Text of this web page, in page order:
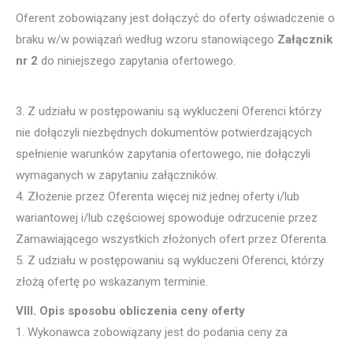
Oferent zobowiązany jest dołączyć do oferty oświadczenie o
braku w/w powiązań według wzoru stanowiącego Załącznik
nr 2 do niniejszego zapytania ofertowego.
3. Z udziału w postępowaniu są wykluczeni Oferenci którzy
nie dołączyli niezbędnych dokumentów potwierdzających
spełnienie warunków zapytania ofertowego, nie dołączyli
wymaganych w zapytaniu załączników.
4. Złożenie przez Oferenta więcej niż jednej oferty i/lub
wariantowej i/lub częściowej spowoduje odrzucenie przez
Zamawiającego wszystkich złożonych ofert przez Oferenta.
5. Z udziału w postępowaniu są wykluczeni Oferenci, którzy
złożą ofertę po wskazanym terminie.
VIII. Opis sposobu obliczenia ceny oferty
1. Wykonawca zobowiązany jest do podania ceny za